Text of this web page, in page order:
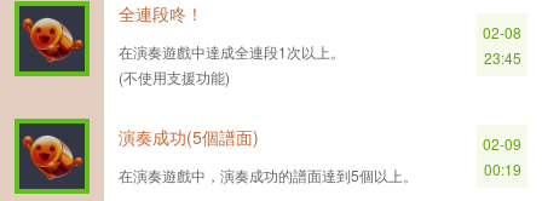
全連段咚！
在演奏遊戲中達成全連段1次以上。
(不使用支援功能)
02-08
23:45
演奏成功(5個譜面)
在演奏遊戲中，演奏成功的譜面達到5個以上。
02-09
00:19